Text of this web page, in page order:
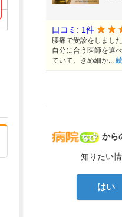
病院
から
知りたい
はい
口コミ: 1件
腰痛で受診をしまし
自分に合う医師を選
ていて、きめ細か...